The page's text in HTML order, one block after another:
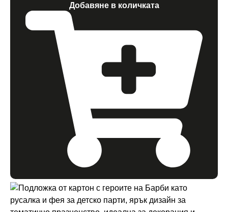
Добавяне в количката